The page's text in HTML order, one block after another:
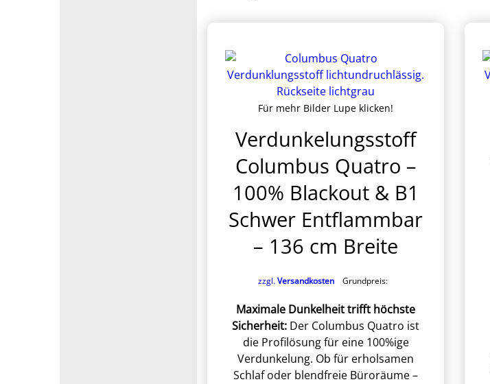
Für mehr Bilder Lupe klicken!
Verdunkelungsstoff
Columbus Quatro –
100% Blackout & B1
Schwer Entflammbar
– 136 cm Breite
zzgl.Versandkosten Grundpreis:
Maximale Dunkelheit trifft höchste
Sicherheit: Der Columbus Quatro ist
die Profilösung für eine 100%ige
Verdunkelung. Ob für erholsamen
Schlaf oder blendfreie Büroräume –